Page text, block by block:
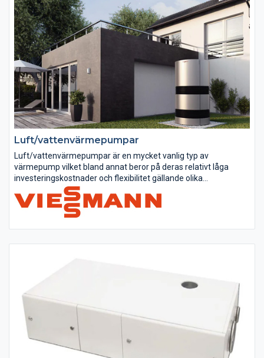
Luft/vattenvärmepumpar
Luft/vattenvärmepumpar är en mycket vanlig typ av
värmepump vilket bland annat beror på deras relativt låga
investeringskostnader och flexibilitet gällande olika
installationsalternativ.
Hur fungerar en luft/vattenvärmepump